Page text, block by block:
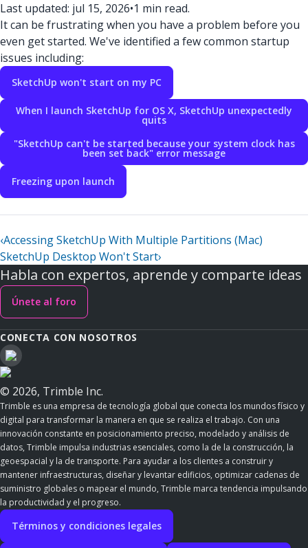
Last updated: jul 15, 2026•1 min read.
It can be frustrating when you have a problem before you
even get started. We've identified a few common startup
issues including:
SketchUp won't start on my PC
When I launch SketchUp for OS X, SketchUp unexpectedly
quits
"SketchUp can't be started because your system clock has
been set back" error message
Freezing upon launch
‹Accessing SketchUp With Multiple Partitions (Mac)
SketchUp Desktop Won't Start›
Habla con expertos, aprende y comparte ideas
Únete al foro
CONECTA CON NOSOTROS
© 2026, Trimble Inc.
Trimble es una empresa de tecnología global que conecta los mundos físico y
digital para transformar la manera en que se realiza el trabajo. Con una
innovación constante en posicionamiento preciso, modelado y análisis de
datos, Trimble impulsa industrias esenciales, como la de la construcción, la
geoespacial y la de transporte. Para ayudar a los clientes a construir y
mantener infraestructuras, diseñar y levantar edificios, optimizar cadenas de
suministro globales o mapear el mundo, Trimble marca tendencia impulsando
la productividad y el progreso.
Términos y condiciones legales